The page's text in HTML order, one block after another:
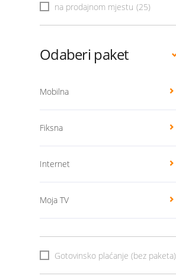
na prodajnom mjestu (25)
Odaberi paket
Mobilna
Fiksna
Internet
Moja TV
Gotovinsko plaćanje (bez paketa)